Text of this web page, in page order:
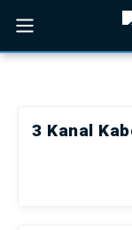
Zum Hauptinhalt
3 Kanal